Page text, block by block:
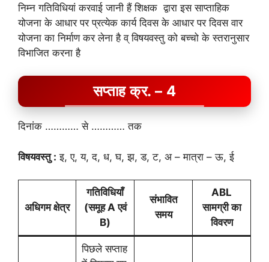
निम्न गतिविधियां करवाई जानी हैं शिक्षक द्वारा इस साप्ताहिक
योजना के आधार पर प्रत्येक कार्य दिवस के आधार पर दिवस वार
योजना का निर्माण कर लेना है व् विषयवस्तु को बच्चो के स्तरानुसार
विभाजित करना है
सप्ताह क्र. – 4
दिनांक ………… से ………… तक
विषयवस्तु : इ, ए, य, द, ध, घ, झ, ड, ट, अ – मात्रा – ऊ, ई
अधिगम क्षेत्र
गतिविधियाँ
(समूह A एवं
B)
संभावित
समय
ABL
सामग्री का
विवरण
पिछले सप्ताह